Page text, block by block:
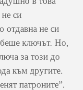
си
отдавна не си
ключът. Но,
за този до
към другите.
патроните”.